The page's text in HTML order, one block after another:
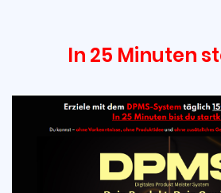
In 25 Minuten